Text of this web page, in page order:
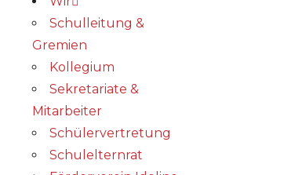
Schulleitung &
Gremien
Kollegium
Sekretariate &
Mitarbeiter
Schülervertretung
Schulelternrat